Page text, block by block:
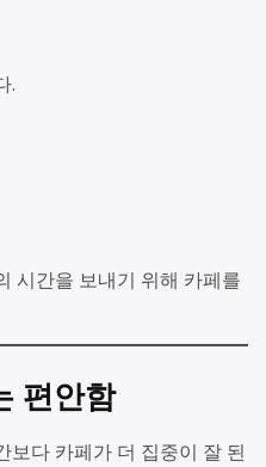
.
시간을 보내기 위해 카페를
편안함
보다 카페가 더 집중이 잘 된